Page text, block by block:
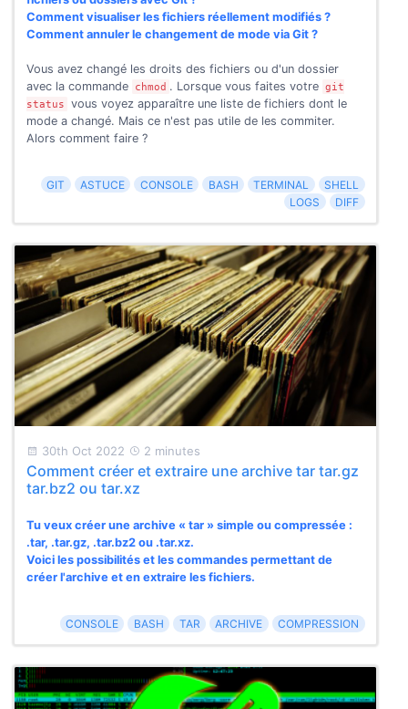
Comment visualiser les fichiers réellement modifiés ?
Comment annuler le changement de mode via Git ?
Vous avez changé les droits des fichiers ou d'un dossier
avec la commande
chmod . Lorsque vous faites votre git
status
vous voyez apparaître une liste de fichiers dont le
mode a changé. Mais ce n'est pas utile de les commiter.
Alors comment faire ?
GIT ASTUCE CONSOLE BASH TERMINAL
SHELL
LOGS
DIFF
30th Oct 2022 2 minutes
Comment créer et extraire une archive tar tar.gz
tar.bz2 ou tar.xz
Tu veux créer une archive « tar » simple ou compressée :
.tar, .tar.gz, .tar.bz2 ou .tar.xz.
Voici les possibilités et les commandes permettant de
créer l'archive et en extraire les fichiers.
CONSOLE BASH TAR ARCHIVE COMPRESSION